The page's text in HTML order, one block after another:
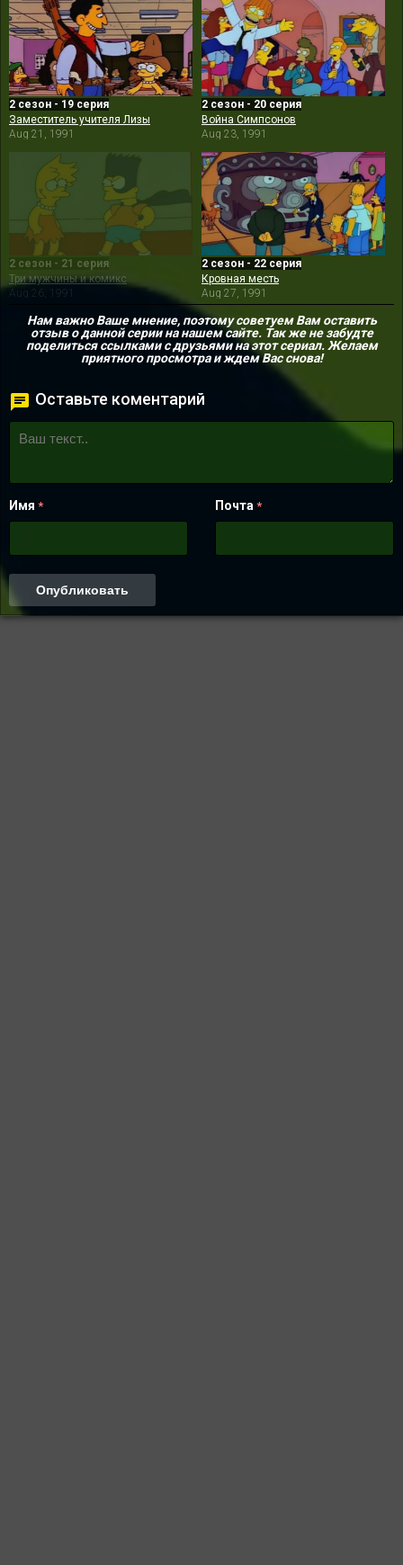
2 сезон - 19 серия
Заместитель учителя Лизы
Aug 21, 1991
2 сезон - 20 серия
Война Симпсонов
Aug 23, 1991
2 сезон - 21 серия
Три мужчины и комикс
Aug 26, 1991
2 сезон - 22 серия
Кровная месть
Aug 27, 1991
Нам важно Ваше мнение, поэтому советуем Вам оставить
отзыв о данной серии на нашем сайте. Так же не забудте
поделиться ссылками с друзьями на этот сериал. Желаем
приятного просмотра и ждем Вас снова!
Оставьте коментарий
Имя * Почта *